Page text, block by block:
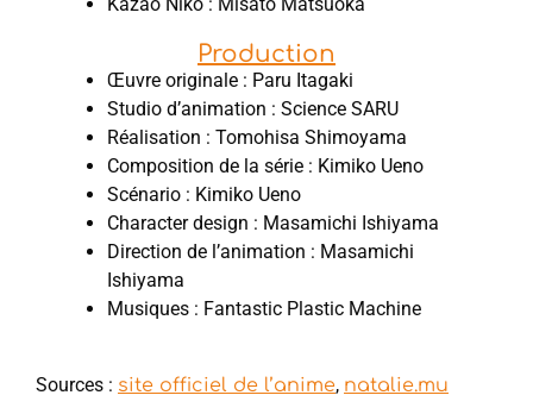
Production
Œuvre originale : Paru Itagaki
Studio d’animation : Science SARU
Réalisation : Tomohisa Shimoyama
Composition de la série : Kimiko Ueno
Scénario : Kimiko Ueno
Character design : Masamichi Ishiyama
Direction de l’animation : Masamichi
Ishiyama
Musiques : Fantastic Plastic Machine
Sources : site officiel de l’anime, natalie.mu